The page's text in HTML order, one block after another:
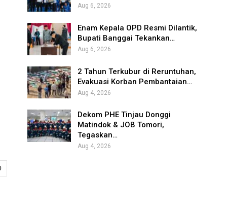
Aug 6, 2026
Enam Kepala OPD Resmi Dilantik,
Bupati Banggai Tekankan…
Aug 6, 2026
2 Tahun Terkubur di Reruntuhan,
Evakuasi Korban Pembantaian…
Aug 4, 2026
Dekom PHE Tinjau Donggi
Matindok & JOB Tomori,
Tegaskan…
Aug 4, 2026